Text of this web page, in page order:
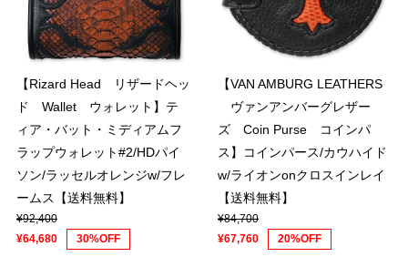
【Rizard Head リザードヘッ
ド Wallet ウォレット】テ
ィア・バット・ミディアムフ
ラップウォレット#2/HDパイ
ソン/ラッセルオレンジw/フレ
ームス【送料無料】
¥92,400
¥64,680
30%OFF
【VAN AMBURG LEATHERS
ヴァンアンバーグレザー
ズ Coin Purse コインパ
ス】コインパース/カウハイド
w/ライオンonクロスインレイ
【送料無料】
¥84,700
¥67,760
20%OFF